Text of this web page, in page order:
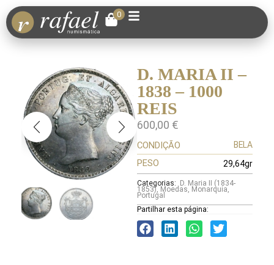
0
D. MARIA II –
1838 – 1000
REIS
600,00 €
CONDIÇÃO BELA
PESO 29,64gr
Categorias: D. Maria II (1834-
1853), Moedas, Monarquia,
Portugal
Partilhar esta página: